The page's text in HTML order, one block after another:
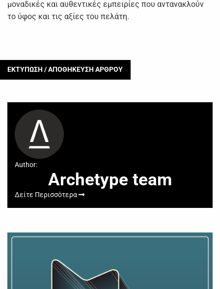
μοναδικές και αυθεντικές εμπειρίες που αντανακλούν
το ύφος και τις αξίες του πελάτη.
ΕΚΤΥΠΩΣΗ / ΑΠΟΘΗΚΕΥΣΗ ΑΡΘΡΟΥ
Author:
Archetype team
Δείτε Περισσότερα